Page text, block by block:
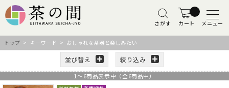
さがす カート メニュー
トップ > キーワード > おしゃれな茶器と楽しみたい
並び替え 絞り込み
1 ～6商品表示中（全6商品中）